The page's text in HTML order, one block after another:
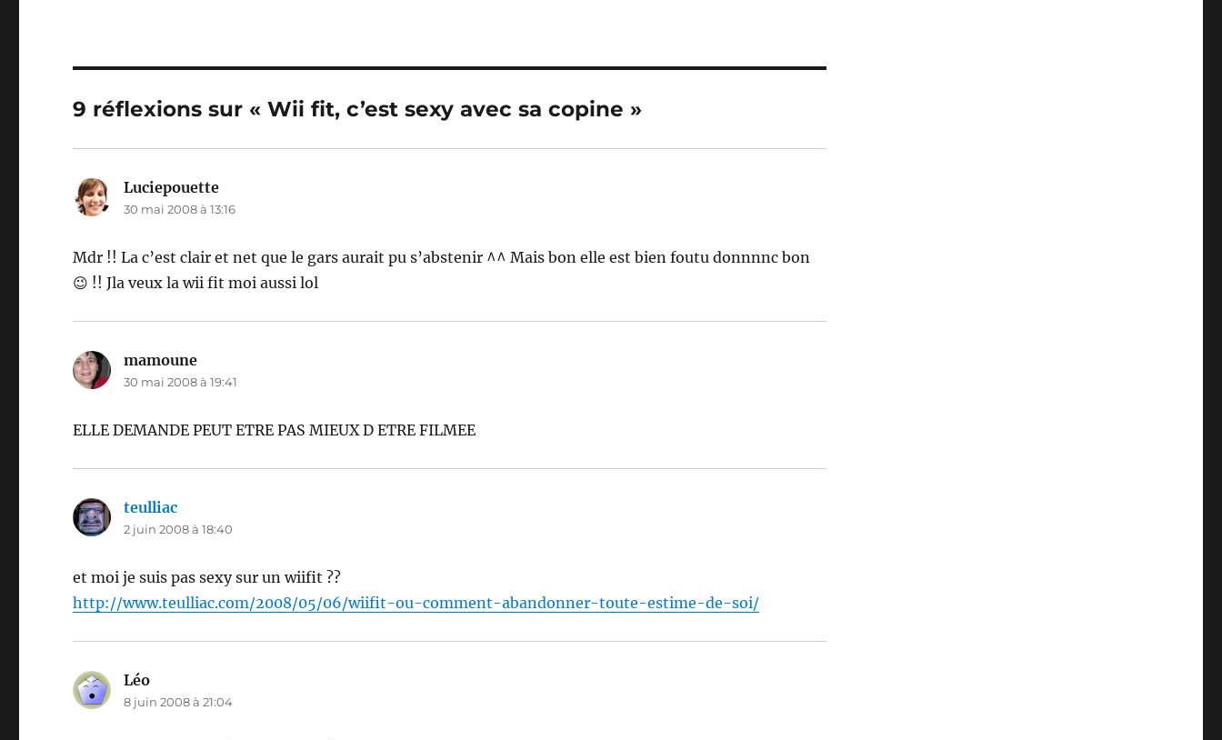
9 réflexions sur « Wii fit, c’est sexy avec sa copine »
Luciepouette
30 mai 2008 à 13:16
Mdr !! La c’est clair et net que le gars aurait pu s’abstenir ^^ Mais bon elle est bien foutu donnnnc bon
😉 !! Jla veux la wii fit moi aussi lol
mamoune
30 mai 2008 à 19:41
ELLE DEMANDE PEUT ETRE PAS MIEUX D ETRE FILMEE
teulliac
2 juin 2008 à 18:40
et moi je suis pas sexy sur un wiifit ??
http://www.teulliac.com/2008/05/06/wiifit-ou-comment-abandonner-toute-estime-de-soi/
Léo
8 juin 2008 à 21:04